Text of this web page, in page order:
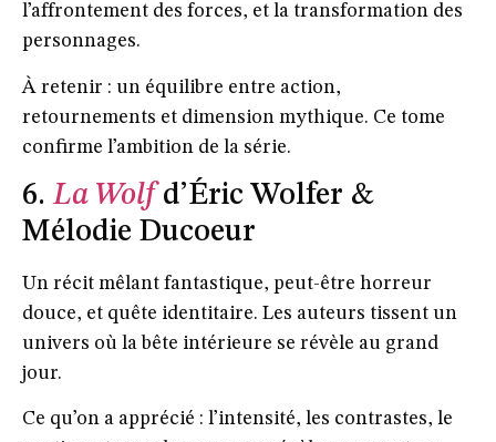
l’affrontement des forces, et la transformation des
personnages.
À retenir : un équilibre entre action,
retournements et dimension mythique. Ce tome
confirme l’ambition de la série.
6.La Wolf d’Éric Wolfer &
Mélodie Ducoeur
Un récit mêlant fantastique, peut-être horreur
douce, et quête identitaire. Les auteurs tissent un
univers où la bête intérieure se révèle au grand
jour.
Ce qu’on a apprécié : l’intensité, les contrastes, le